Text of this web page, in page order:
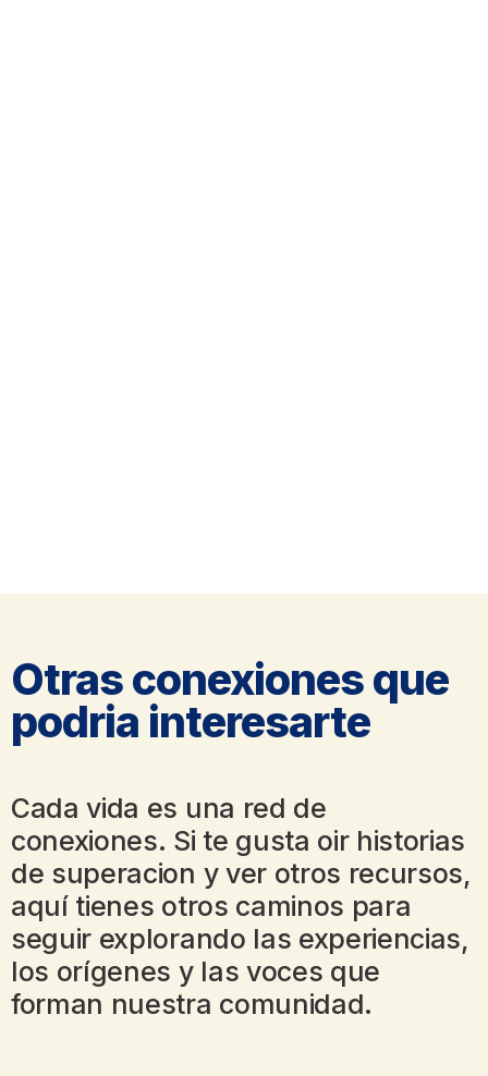
Otras conexiones que
podria interesarte​
Cada vida es una red de
conexiones. Si te gusta oir historias
de superacion y ver otros recursos,
aquí tienes otros caminos para
seguir explorando las experiencias,
los orígenes y las voces que
forman nuestra comunidad.